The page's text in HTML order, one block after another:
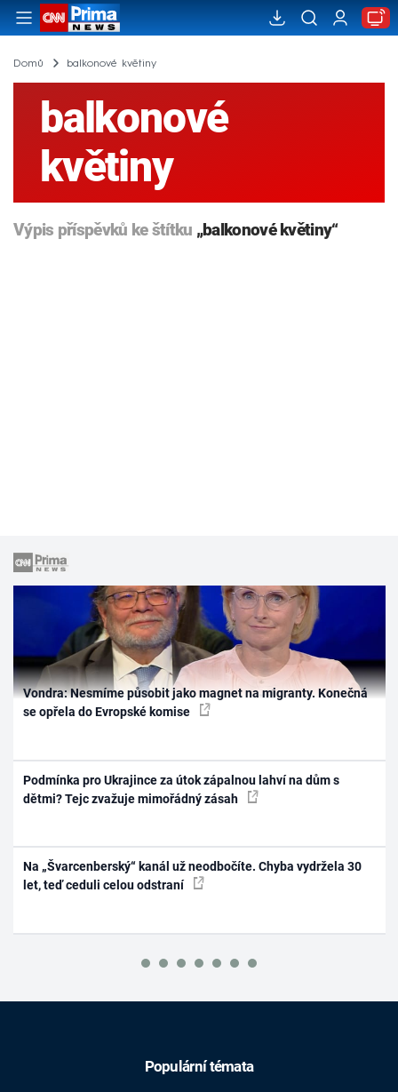
Domů balkonové květiny
balkonové
květiny
Výpis příspěvků ke štítku „balkonové květiny“
Vondra: Nesmíme působit jako magnet na migranty. Konečná
se opřela do Evropské komise
Podmínka pro Ukrajince za útok zápalnou lahví na dům s
dětmi? Tejc zvažuje mimořádný zásah
Na „Švarcenberský“ kanál už neodbočíte. Chyba vydržela 30
let, teď ceduli celou odstraní
Populární témata